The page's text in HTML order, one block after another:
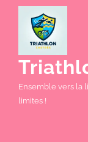
Ensemble vers la
limites !